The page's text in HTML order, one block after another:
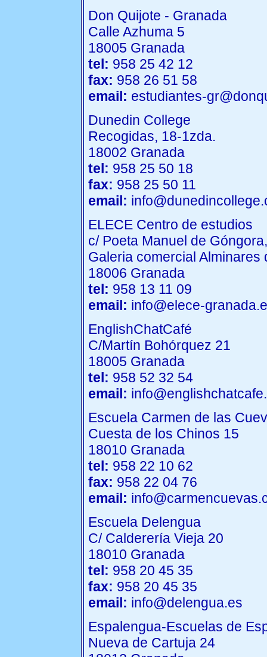
Don Quijote - Granada
Calle Azhuma 5
18005 Granada
tel: 958 25 42 12
fax: 958 26 51 58
email: estudiantes-
Dunedin College
Recogidas, 18-1zda.
18002 Granada
tel: 958 25 50 18
fax: 958 25 50 11
email:
ELECE Centro de estudios
c/ Poeta Manuel de
Galeria comercial Alminares
18006 Granada
tel: 958 13 11 09
email: info@elece-
EnglishChatCafé
C/Martín Bohórquez 21
18005 Granada
tel: 958 52 32 54
email:
Escuela Carmen de las
Cuesta de los Chinos 15
18010 Granada
tel: 958 22 10 62
fax: 958 22 04 76
email:
Escuela Delengua
C/ Calderería Vieja 20
18010 Granada
tel: 958 20 45 35
fax: 958 20 45 35
email: info@delengua.es
Espalengua-Escuelas de
Nueva de Cartuja 24